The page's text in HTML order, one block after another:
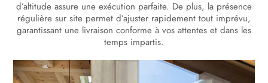
d’altitude assure une exécution parfaite. De plus, la présence
régulière sur site permet d’ajuster rapidement tout imprévu,
garantissant une livraison conforme à vos attentes et dans les
temps impartis.